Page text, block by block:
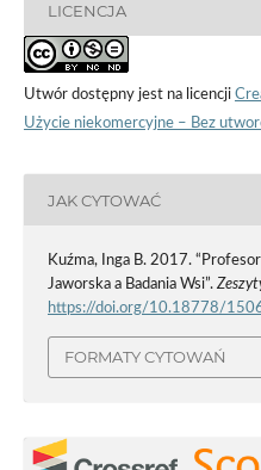
LICENCJA
Utwór dostępny jest na licencji
Użycie niekomercyjne – Bez
JAK CYTOWAĆ
Kuźma, Inga B. 2017.
Jaworska a Badania Wsi”.
https://doi.org/10.18778/
FORMATY CYTOWAŃ